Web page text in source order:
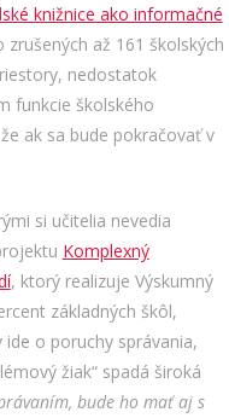
knižnice ako informačné
až 161 školských
nedostatok
funkcie školského
ak sa bude pokračovať v
si učitelia nevedia
Komplexný
, ktorý realizuje Výskumný
základných škôl,
o poruchy správania,
žiak“ spadá široká
bude ho mať aj s